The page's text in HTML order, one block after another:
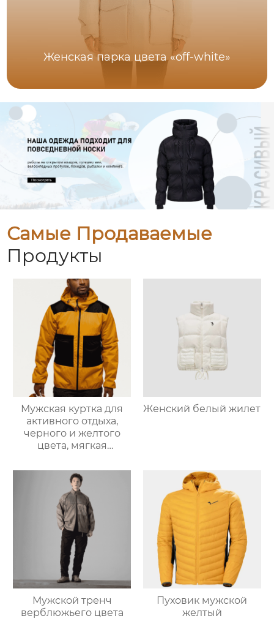
Женская парка цвета «off-white»
Самые Продаваемые
Продукты
Мужская куртка для
активного отдыха,
черного и желтого
цвета, мягкая
Женский белый жилет
Мужской тренч
верблюжьего цвета
Пуховик мужской
желтый